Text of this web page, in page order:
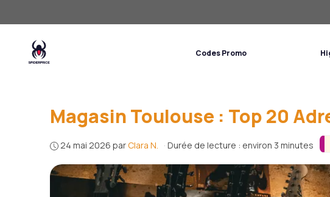
au
contenu
Codes Promo
Magasin Toulouse : Top 20
24 mai 2026 par Clara N. · Durée de lecture : environ 3 minutes